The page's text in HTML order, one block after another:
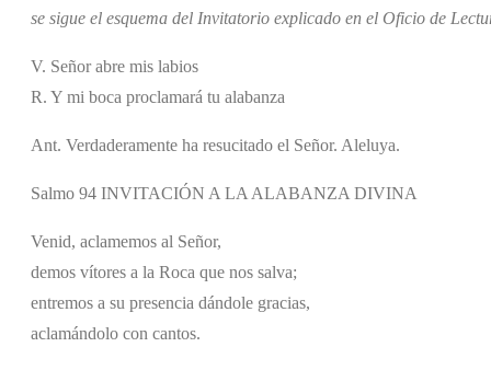
se sigue el esquema del Invitatorio explicado en el Oficio de
V. Señor abre mis labios
R. Y mi boca proclamará tu alabanza
Ant. Verdaderamente ha resucitado el Señor. Aleluya.
Salmo 94 INVITACIÓN A LA ALABANZA DIVINA
Venid, aclamemos al Señor,
demos vítores a la Roca que nos salva;
entremos a su presencia dándole gracias,
aclamándolo con cantos.